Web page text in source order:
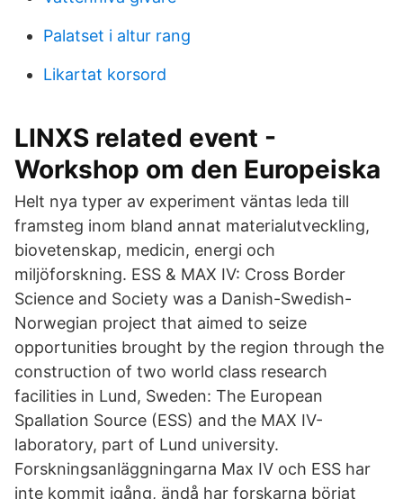
Palatset i altur rang
Likartat korsord
LINXS related event -
Workshop om den Europeiska
Helt nya typer av experiment väntas leda till
framsteg inom bland annat materialutveckling,
biovetenskap, medicin, energi och
miljöforskning. ESS & MAX IV: Cross Border
Science and Society was a Danish-Swedish-
Norwegian project that aimed to seize
opportunities brought by the region through the
construction of two world class research
facilities in Lund, Sweden: The European
Spallation Source (ESS) and the MAX IV-
laboratory, part of Lund university.
Forskningsanläggningarna Max IV och ESS har
inte kommit igång, ändå har forskarna börjat